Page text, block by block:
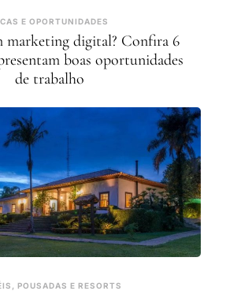
E OPORTUNIDADES
marketing digital? Confira 6
boas oportunidades
de trabalho
POUSADAS E RESORTS